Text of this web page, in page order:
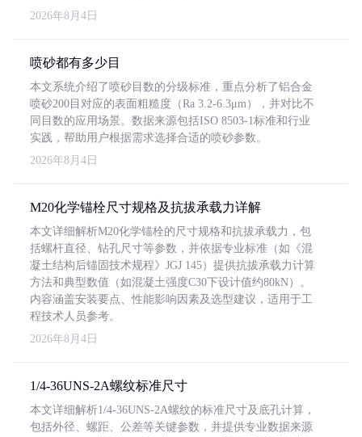
2026年8月4日
喷砂都有多少目
本文系统介绍了喷砂目数的分级标准，重点分析了铝合金
喷砂200目对应的表面粗糙度（Ra 3.2-6.3μm），并对比不
同目数的应用场景。数据来源包括ISO 8503-1标准和行业
实践，帮助用户根据需求选择合适的喷砂参数。
2026年8月4日
M20化学锚栓尺寸规格及抗拔承载力详解
本文详细解析M20化学锚栓的尺寸规格和抗拔承载力，包
括螺杆直径、钻孔尺寸等参数，并依据专业标准（如《混
凝土结构后锚固技术规程》JGJ 145）提供抗拔承载力计算
方法和典型数值（如混凝土强度C30下设计值约80kN）。
内容涵盖安装要点、性能影响因素及选型建议，适用于工
程技术人员参考。
2026年8月4日
1/4-36UNS-2A螺纹标准尺寸
本文详细解析1/4-36UNS-2A螺纹的标准尺寸及底孔计算，
包括外径、螺距、公差等关键参数，并提供专业数据来源